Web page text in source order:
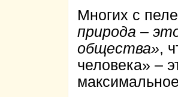
Многих с
природа –
общества»,
человека» –